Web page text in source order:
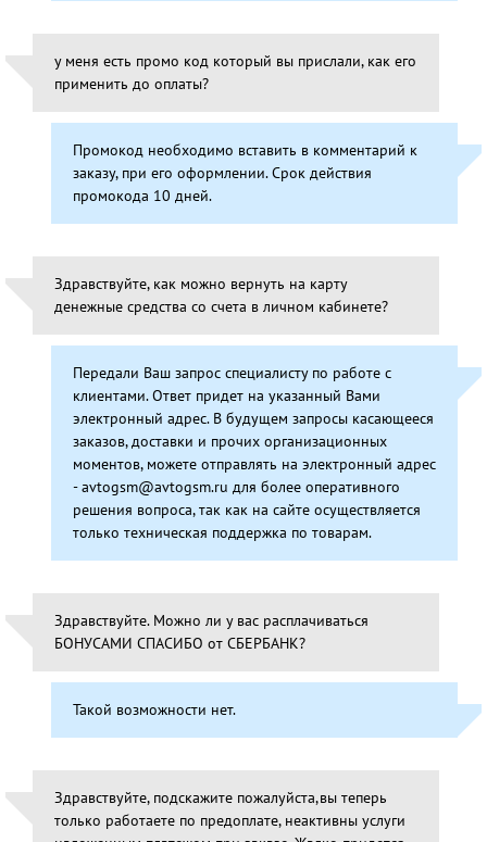
у меня есть промо код который вы прислали, как его
применить до оплаты?
Промокод необходимо вставить в комментарий к
заказу, при его оформлении. Срок действия
промокода 10 дней.
Здравствуйте, как можно вернуть на карту
денежные средства со счета в личном кабинете?
Передали Ваш запрос специалисту по работе с
клиентами. Ответ придет на указанный Вами
электронный адрес. В будущем запросы касающееся
заказов, доставки и прочих организационных
моментов, можете отправлять на электронный адрес
- avtogsm@avtogsm.ru для более оперативного
решения вопроса, так как на сайте осуществляется
только техническая поддержка по товарам.
Здравствуйте. Можно ли у вас расплачиваться
БОНУСАМИ СПАСИБО от СБЕРБАНК?
Такой возможности нет.
Здравствуйте, подскажите пожалуйста,вы теперь
только работаете по предоплате, неактивны услуги